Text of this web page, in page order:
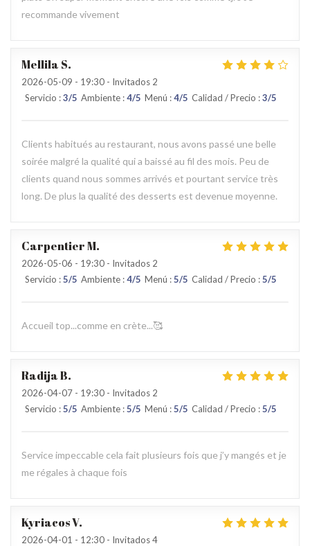
recommande vivement
Mellila S
2026-05-09 - 19:30 - Invitados 2
Servicio :3/5 Ambiente :4/5 Menú :4/5 Calidad / Precio :3/5
Clients habitués au restaurant, nous avons passé une belle
soirée malgré la qualité qui a baissé au fil des mois. Peu de
clients quand nous sommes arrivés et pourtant service très
long. De plus la qualité des desserts est devenue moyenne.
CarpentierM
2026-05-06 - 19:30 - Invitados 2
Servicio :5/5 Ambiente :4/5 Menú :5/5 Calidad / Precio :5/5
Accueil top...comme en crète...🥰
RadijaB
2026-04-07 - 19:30 - Invitados 2
Servicio :5/5 Ambiente :5/5 Menú :5/5 Calidad / Precio :5/5
Service impeccable cela fait plusieurs fois que j’y mangés et je
me régales à chaque fois
KyriacosV
2026-04-01 - 12:30 - Invitados 4